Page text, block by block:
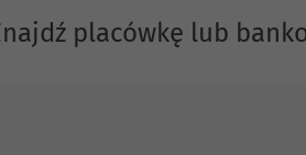
placówkę lub